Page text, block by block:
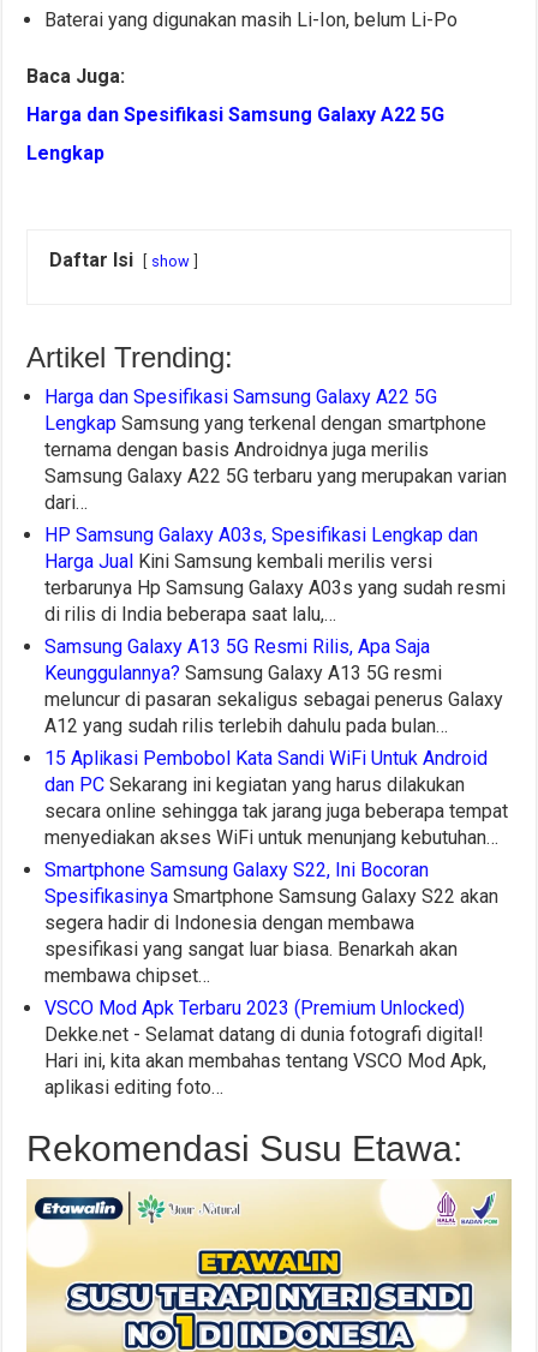
Baterai yang digunakan masih Li-Ion, belum Li-Po
Baca Juga:
Harga dan Spesifikasi Samsung Galaxy A22 5G
Lengkap
Daftar Isi show
Artikel Trending:
Harga dan Spesifikasi Samsung Galaxy A22 5G
Lengkap Samsung yang terkenal dengan smartphone
ternama dengan basis Androidnya juga merilis
Samsung Galaxy A22 5G terbaru yang merupakan varian
dari…
HP Samsung Galaxy A03s, Spesifikasi Lengkap dan
Harga Jual Kini Samsung kembali merilis versi
terbarunya Hp Samsung Galaxy A03s yang sudah resmi
di rilis di India beberapa saat lalu,…
Samsung Galaxy A13 5G Resmi Rilis, Apa Saja
Keunggulannya? Samsung Galaxy A13 5G resmi
meluncur di pasaran sekaligus sebagai penerus Galaxy
A12 yang sudah rilis terlebih dahulu pada bulan…
15 Aplikasi Pembobol Kata Sandi WiFi Untuk Android
dan PC Sekarang ini kegiatan yang harus dilakukan
secara online sehingga tak jarang juga beberapa tempat
menyediakan akses WiFi untuk menunjang kebutuhan…
Smartphone Samsung Galaxy S22, Ini Bocoran
Spesifikasinya Smartphone Samsung Galaxy S22 akan
segera hadir di Indonesia dengan membawa
spesifikasi yang sangat luar biasa. Benarkah akan
membawa chipset…
VSCO Mod Apk Terbaru 2023 (Premium Unlocked)
Dekke.net - Selamat datang di dunia fotografi digital!
Hari ini, kita akan membahas tentang VSCO Mod Apk,
aplikasi editing foto…
Rekomendasi Susu Etawa: